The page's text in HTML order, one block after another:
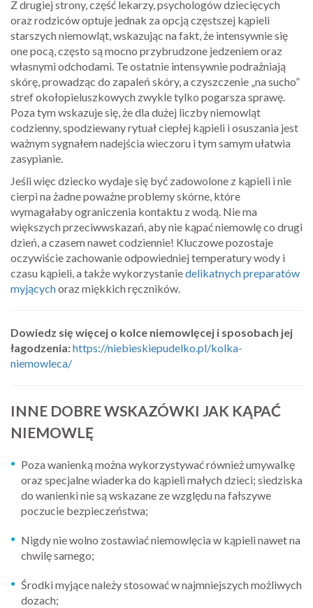
Z drugiej strony, część lekarzy, psychologów dziecięcych
oraz rodziców optuje jednak za opcją częstszej kąpieli
starszych niemowląt, wskazując na fakt, że intensywnie się
one pocą, często są mocno przybrudzone jedzeniem oraz
własnymi odchodami. Te ostatnie intensywnie podrażniają
skórę, prowadząc do zapaleń skóry, a czyszczenie „na sucho”
stref okołopieluszkowych zwykle tylko pogarsza sprawę.
Poza tym wskazuje się, że dla dużej liczby niemowląt
codzienny, spodziewany rytuał ciepłej kąpieli i osuszania jest
ważnym sygnałem nadejścia wieczoru i tym samym ułatwia
zasypianie.
Jeśli więc dziecko wydaje się być zadowolone z kąpieli i nie
cierpi na żadne poważne problemy skórne, które
wymagałaby ograniczenia kontaktu z wodą. Nie ma
większych przeciwwskazań, aby nie kąpać niemowlę co drugi
dzień, a czasem nawet codziennie! Kluczowe pozostaje
oczywiście zachowanie odpowiedniej temperatury wody i
czasu kąpieli, a także wykorzystaniedelikatnych preparatów
myjącychoraz miękkich ręczników.
Dowiedz się więcej o kolce niemowlęcej i sposobach jej
łagodzenia:https://niebieskiepudelko.pl/kolka-
niemowleca/
INNE DOBRE WSKAZÓWKI JAK KĄPAĆ
NIEMOWLĘ
Poza wanienką można wykorzystywać również umywalkę
oraz specjalne wiaderka do kąpieli małych dzieci; siedziska
do wanienki nie są wskazane ze względu na fałszywe
poczucie bezpieczeństwa;
Nigdy nie wolno zostawiać niemowlęcia w kąpieli nawet na
chwilę samego;
Środki myjące należy stosować w najmniejszych możliwych
dozach;